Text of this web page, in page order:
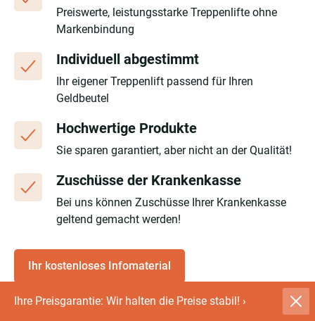
Ihre Preisgarantie: Wir halten die Preise stabil! ›
Preiswerte, leistungsstarke Treppenlifte ohne
Markenbindung
Individuell abgestimmt
Ihr eigener Treppenlift passend für Ihren
Geldbeutel
Hochwertige Produkte
Sie sparen garantiert, aber nicht an der Qualität!
Zuschüsse der Krankenkasse
Bei uns können Zuschüsse Ihrer Krankenkasse
geltend gemacht werden!
Ihr kostenloses Infomaterial